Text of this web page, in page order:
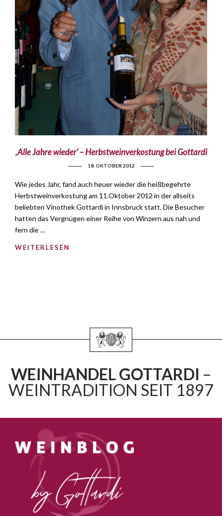
‚Alle Jahre wieder‘ – Herbstweinverkostung bei Gottardi
18. OKTOBER 2012
Wie jedes Jahr, fand auch heuer wieder die heißbegehrte
Herbstweinverkostung am 11.Oktober 2012 in der allseits
beliebten Vinothek Gottardi in Innsbruck statt. Die Besucher
hatten das Vergnügen einer Reihe von Winzern aus nah und
fern die …
WEITERLESEN
WEINHANDEL GOTTARDI –
WEINTRADITION SEIT 1897